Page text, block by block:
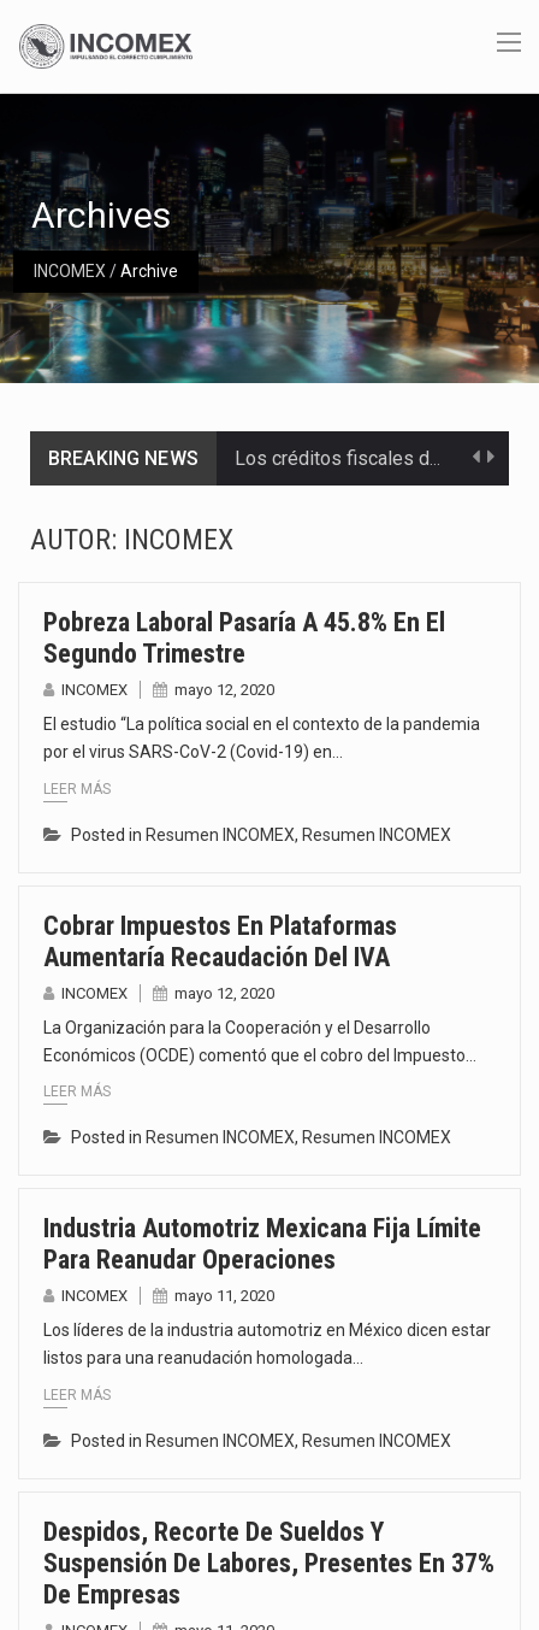
INCOMEX/Archive
Archives
BREAKING NEWS
El gobierno de Estados Unidos anunciará un arancel del 15 % sobre los productos fabricados…
El derecho a la previsibilidad de los horarios de trabajo en turnos rotativos podría ser…
Las métricas tradicionales de los parques industriales —absorción, ocupación y metros cuadrados desarrollados— resultan insuficientes…
AUTOR: INCOMEX
Pobreza Laboral Pasaría A 45.8% En El
Segundo Trimestre
INCOMEX mayo 12, 2020
El estudio “La política social en el contexto de la pandemia
por el virus SARS-CoV-2 (Covid-19) en…
LEER MÁS
Posted in Resumen INCOMEX, Resumen INCOMEX
Cobrar Impuestos En Plataformas
Aumentaría Recaudación Del IVA
INCOMEX mayo 12, 2020
La Organización para la Cooperación y el Desarrollo
Económicos (OCDE) comentó que el cobro del Impuesto…
LEER MÁS
Posted in Resumen INCOMEX, Resumen INCOMEX
Industria Automotriz Mexicana Fija Límite
Para Reanudar Operaciones
INCOMEX mayo 11, 2020
Los líderes de la industria automotriz en México dicen estar
listos para una reanudación homologada…
LEER MÁS
Posted in Resumen INCOMEX, Resumen INCOMEX
Despidos, Recorte De Sueldos Y
Suspensión De Labores, Presentes En 37%
De Empresas